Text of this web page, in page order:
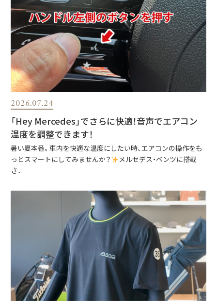
2026.07.24
「Hey Mercedes」でさらに快適！音声でエアコン
温度を調整できます！
暑い夏本番。車内を快適な温度にしたい時、エアコンの操作をも
っとスマートにしてみませんか？
メルセデス・ベンツに搭載
さ...